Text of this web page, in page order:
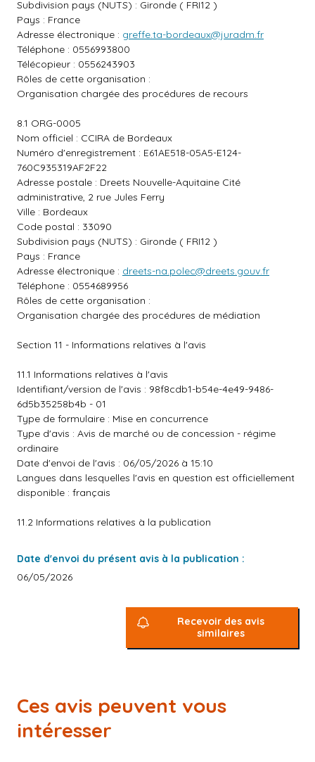
Subdivision pays (NUTS) : Gironde ( FRI12 )
Pays : France
Adresse électronique : greffe.ta-bordeaux@juradm.fr
Téléphone : 0556993800
Télécopieur : 0556243903
Rôles de cette organisation :
Organisation chargée des procédures de recours
8.1 ORG-0005
Nom officiel : CCIRA de Bordeaux
Numéro d'enregistrement : E61AE518-05A5-E124-
760C935319AF2F22
Adresse postale : Dreets Nouvelle-Aquitaine Cité
administrative, 2 rue Jules Ferry
Ville : Bordeaux
Code postal : 33090
Subdivision pays (NUTS) : Gironde ( FRI12 )
Pays : France
Adresse électronique : dreets-na.polec@dreets.gouv.fr
Téléphone : 0554689956
Rôles de cette organisation :
Organisation chargée des procédures de médiation
Section 11 - Informations relatives à l'avis
11.1 Informations relatives à l'avis
Identifiant/version de l'avis : 98f8cdb1-b54e-4e49-9486-
6d5b35258b4b - 01
Type de formulaire : Mise en concurrence
Type d'avis : Avis de marché ou de concession - régime
ordinaire
Date d'envoi de l'avis : 06/05/2026 à 15:10
Langues dans lesquelles l'avis en question est officiellement
disponible : français
11.2 Informations relatives à la publication
Date d'envoi du présent avis à la publication :
06/05/2026
Recevoir des avis
similaires
Ces avis peuvent vous
intéresser